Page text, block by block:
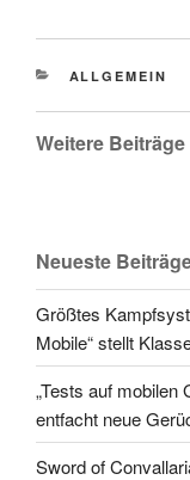
CATEGORIES
ALLGEMEIN
Weitere Beiträge
Neueste
Größtes
Mobile“ stellt
„Tests auf mobilen
entfacht neue
Sword of